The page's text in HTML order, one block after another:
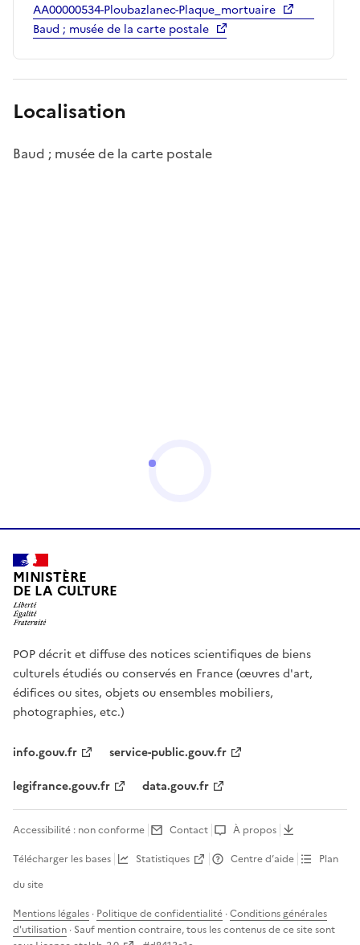
AA00000534-Ploubazlanec-Plaque_mortuaire
Baud ; musée de la carte postale
Localisation
Baud ; musée de la carte postale
MINISTÈRE
DE LA CULTURE
POP décrit et diffuse des notices scientifiques de biens
culturels étudiés ou conservés en France (œuvres d'art,
édifices ou sites, objets ou ensembles mobiliers,
photographies, etc.)
info.gouv.fr
service-public.gouv.fr
legifrance.gouv.fr
data.gouv.fr
Accessibilité : non conforme Contact
À propos
Télécharger les bases
Statistiques Centre d’aide
Plan
du site
Mentions légales · Politique de confidentialité ·Conditions générales
d'utilisation · Sauf mention contraire, tous les contenus de ce site sont